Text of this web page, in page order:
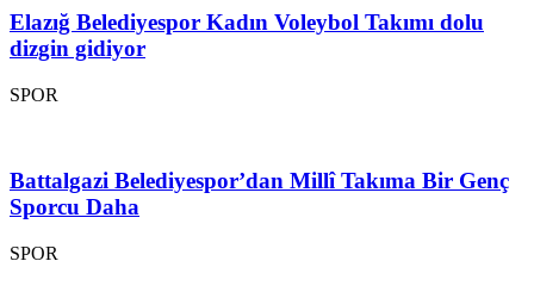
Elazığ Belediyespor Kadın Voleybol Takımı dolu
dizgin gidiyor
SPOR
Battalgazi Belediyespor’dan Millî Takıma Bir Genç
Sporcu Daha
SPOR